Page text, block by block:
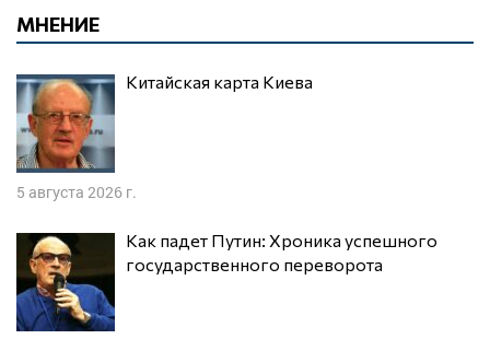
МНЕНИЕ
Китайская карта Киева
5 августа 2026 г.
Как падет Путин: Хроника успешного
государственного переворота